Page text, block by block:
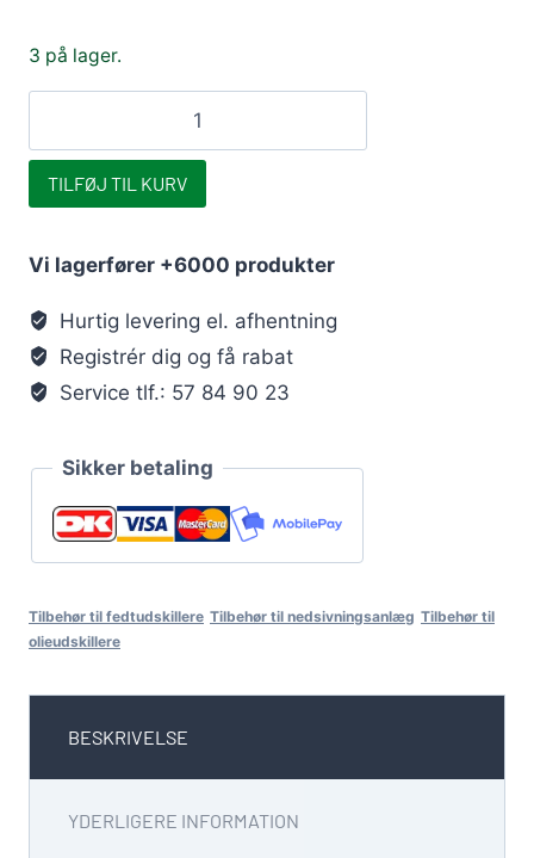
3 på lager.
Mini
Hybridfilter
antal
TILFØJ TIL KURV
Vi lagerfører +6000 produkter
Hurtig levering el. afhentning
Registrér dig og få rabat
Service tlf.: 57 84 90 23
Sikker betaling
Tilbehør til fedtudskillere Tilbehør til nedsivningsanlæg Tilbehør til
olieudskillere
BESKRIVELSE
YDERLIGERE INFORMATION